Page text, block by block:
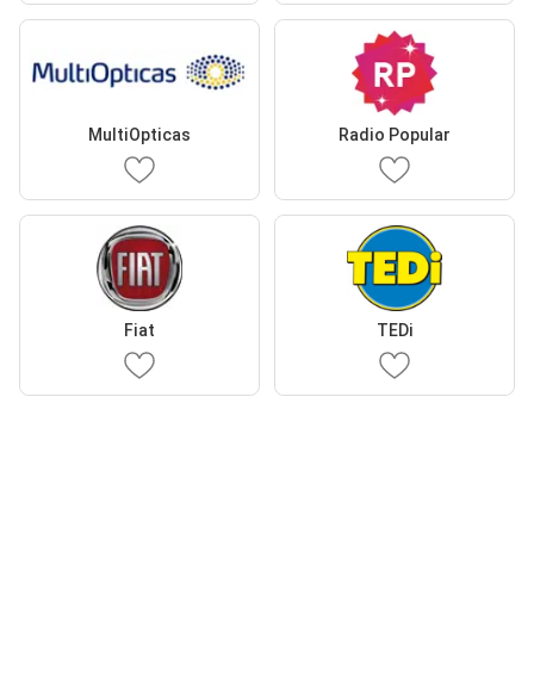
MultiOpticas Radio Popular
Fiat TEDi